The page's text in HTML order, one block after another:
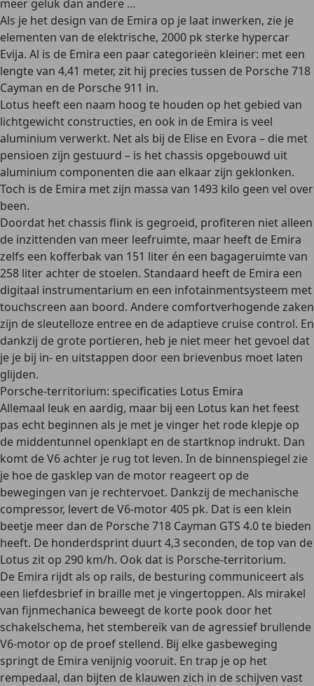
meer geluk dan andere …
Als je het design van de Emira op je laat inwerken, zie je
elementen van de elektrische, 2000 pk sterke hypercar
Evija. Al is de Emira een paar categorieën kleiner: met een
lengte van 4,41 meter, zit hij precies tussen de Porsche 718
Cayman en de Porsche 911 in.
Lotus heeft een naam hoog te houden op het gebied van
lichtgewicht constructies, en ook in de Emira is veel
aluminium verwerkt. Net als bij de Elise en Evora – die met
pensioen zijn gestuurd – is het chassis opgebouwd uit
aluminium componenten die aan elkaar zijn geklonken.
Toch is de Emira met zijn massa van 1493 kilo geen vel over
been.
Doordat het chassis flink is gegroeid, profiteren niet alleen
de inzittenden van meer leefruimte, maar heeft de Emira
zelfs een kofferbak van 151 liter én een bagageruimte van
258 liter achter de stoelen. Standaard heeft de Emira een
digitaal instrumentarium en een infotainmentsysteem met
touchscreen aan boord. Andere comfortverhogende zaken
zijn de sleutelloze entree en de adaptieve cruise control. En
dankzij de grote portieren, heb je niet meer het gevoel dat
je je bij in- en uitstappen door een brievenbus moet laten
glijden.
Porsche-territorium: specificaties Lotus Emira
Allemaal leuk en aardig, maar bij een Lotus kan het feest
pas echt beginnen als je met je vinger het rode klepje op
de middentunnel openklapt en de startknop indrukt. Dan
komt de V6 achter je rug tot leven. In de binnenspiegel zie
je hoe de gasklep van de motor reageert op de
bewegingen van je rechtervoet. Dankzij de mechanische
compressor, levert de V6-motor 405 pk. Dat is een klein
beetje meer dan de Porsche 718 Cayman GTS 4.0 te bieden
heeft. De honderdsprint duurt 4,3 seconden, de top van de
Lotus zit op 290 km/h. Ook dat is Porsche-territorium.
De Emira rijdt als op rails, de besturing communiceert als
een liefdesbrief in braille met je vingertoppen. Als mirakel
van fijnmechanica beweegt de korte pook door het
schakelschema, het stembereik van de agressief brullende
V6-motor op de proef stellend. Bij elke gasbeweging
springt de Emira venijnig vooruit. En trap je op het
rempedaal, dan bijten de klauwen zich in de schijven vast